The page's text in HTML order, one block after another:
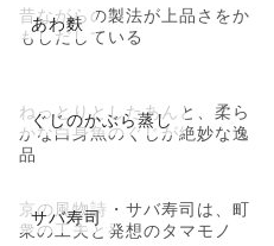
あわ麩
昔ながらの製法が上品さをか
もしだしている
ぐじのかぶら蒸し
ねっとりとしたあんと、柔ら
かな白身魚のぐじが絶妙な逸
品
サバ寿司
京の風物詩・サバ寿司は、町
衆の工夫と発想のタマモノ